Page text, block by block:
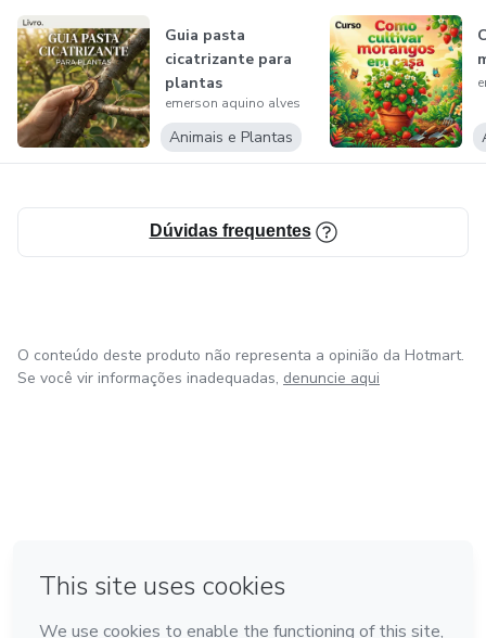
Guia pasta
cicatrizante para
plantas
emerson aquino alves
Animais e Plantas
Dúvidas frequentes
O conteúdo deste produto não representa a opinião da Hotmart.
Se você vir informações inadequadas, denuncie aqui
Feito com ❤ em Amsterdam